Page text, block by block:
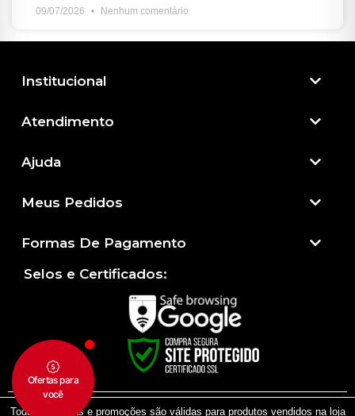
09/07/2026 Nenhum comentário
Institucional
Atendimento​
Ajuda
Meus Pedidos
Formas De Pagamento
Selos e Certificados:
Todas as regras e promoções são válidas para produtos vendidos na loja